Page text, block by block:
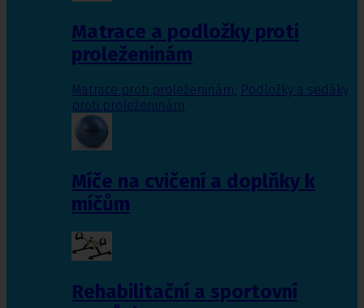
Matrace a podložky proti
proleženinám
Matrace proti proleženinám, Podložky a sedáky
proti proleženinám
Míče na cvičení a doplňky k
míčům
Rehabilitační a sportovní